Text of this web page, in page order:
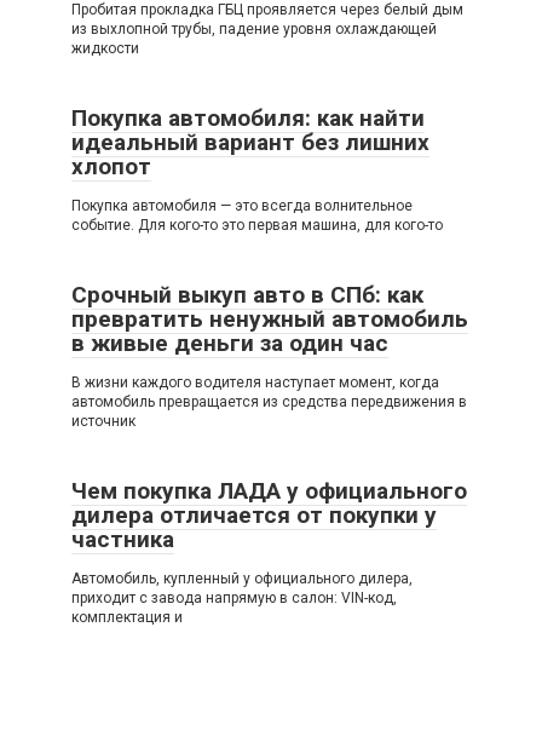
Пробитая прокладка ГБЦ проявляется через белый дым
из выхлопной трубы, падение уровня охлаждающей
жидкости
Покупка автомобиля: как найти
идеальный вариант без лишних
хлопот
Покупка автомобиля — это всегда волнительное
событие. Для кого-то это первая машина, для кого-то
Срочный выкуп авто в СПб: как
превратить ненужный автомобиль
в живые деньги за один час
В жизни каждого водителя наступает момент, когда
автомобиль превращается из средства передвижения в
источник
Чем покупка ЛАДА у официального
дилера отличается от покупки у
частника
Автомобиль, купленный у официального дилера,
приходит с завода напрямую в салон: VIN-код,
комплектация и